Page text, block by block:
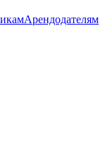
Арендодателям